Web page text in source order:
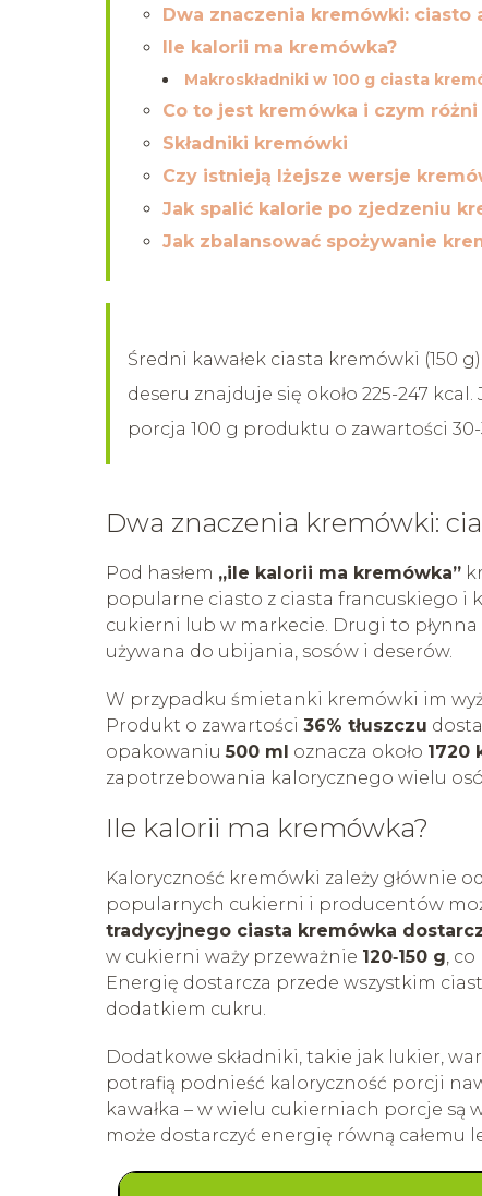
Dwa znaczenia kremówki: ciasto
Ile kalorii ma kremówka?
Makroskładniki w 100 g ciasta
Co to jest kremówka i czym
Składniki kremówki
Czy istnieją lżejsze wersje
Jak spalić kalorie po zjedzeniu
Jak zbalansować spożywanie
Średni kawałek ciasta kremówki (150
deseru znajduje się około 225-247
porcja 100 g produktu o zawartości 30-
Dwa znaczenia kremówki:
Pod hasłem „ile kalorii ma kremówka”
popularne ciasto z ciasta francuskiego
cukierni lub w markecie. Drugi to płynna
używana do ubijania, sosów i deserów.
W przypadku śmietanki kremówki im
Produkt o zawartości 36% tłuszczu
opakowaniu500 ml oznacza około 1720
zapotrzebowania kalorycznego wielu
Ile kalorii ma kremówka?
Kaloryczność kremówki zależy głównie
popularnych cukierni i producentów
tradycyjnego ciasta kremówka
w cukierni waży przeważnie 120‑150 g, co
Energię dostarcza przede wszystkim
dodatkiem cukru.
Dodatkowe składniki, takie jak lukier,
potrafią podnieść kaloryczność porcji
kawałka – w wielu cukierniach porcje są
może dostarczyć energię równą całemu